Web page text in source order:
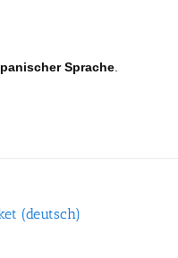
Sprache
(deutsch)